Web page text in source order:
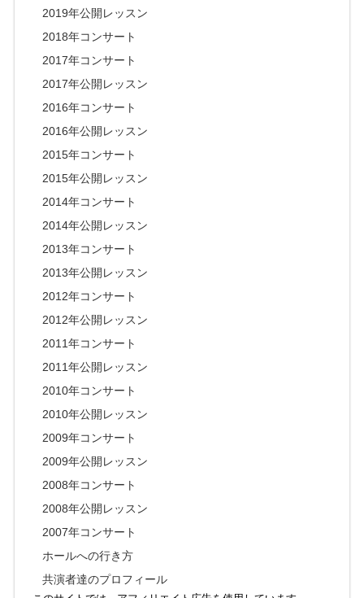
2019年公開レッスン
2018年コンサート
2017年コンサート
2017年公開レッスン
2016年コンサート
2016年公開レッスン
2015年コンサート
2015年公開レッスン
2014年コンサート
2014年公開レッスン
2013年コンサート
2013年公開レッスン
2012年コンサート
2012年公開レッスン
2011年コンサート
2011年公開レッスン
2010年コンサート
2010年公開レッスン
2009年コンサート
2009年公開レッスン
2008年コンサート
2008年公開レッスン
2007年コンサート
ホールへの行き方
共演者達のプロフィール